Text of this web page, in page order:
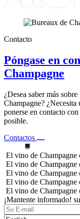
Contacto
Póngase en
Champagne
¿Desea saber más
Champagne?
ponerse en contacto
posible.
Contactos
El vino de Champagne
El vino de Champagne
El vino de Champagne
El vino de Champagne
El vino de Champagne
¡Mantente informado!